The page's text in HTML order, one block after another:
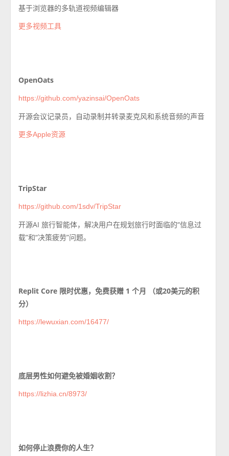
基于浏览器的多轨道视频编辑器
更多视频工具
OpenOats
https://github.com/yazinsai/OpenOats
开源会议记录员，自动录制并转录麦克风和系统音频的声音
更多Apple资源
TripStar
https://github.com/1sdv/TripStar
开源AI 旅行智能体，解决用户在规划旅行时面临的“信息过
载”和“决策疲劳”问题。
Replit Core 限时优惠，免费获赠 1 个月 （或20美元的积
分）
https://lewuxian.com/16477/
底层男性如何避免被婚姻收割？
https://lizhia.cn/8973/
如何停止浪费你的人生？